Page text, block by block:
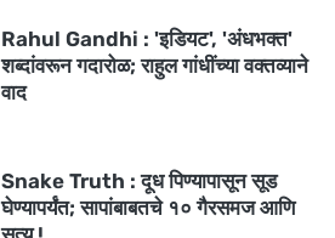
Rahul Gandhi : 'इडियट', 'अंधभक्त'
शब्दांवरून गदारोळ; राहुल गांधींच्या वक्तव्याने
वाद
Snake Truth : दूध पिण्यापासून सूड
घेण्यापर्यंत; सापांबाबतचे १० गैरसमज आणि